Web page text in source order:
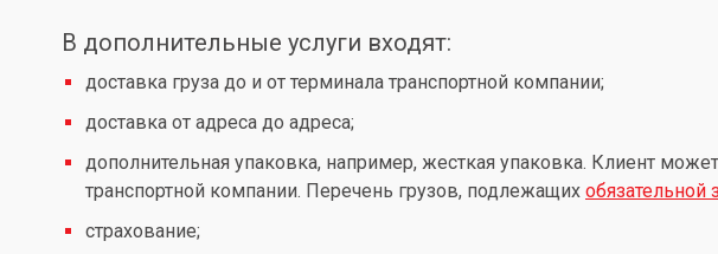
В дополнительные услуги входят:
доставка груза до и от терминала транспортной компании;
доставка от адреса до адреса;
дополнительная упаковка, например, жесткая упаковка. Клиент
транспортной компании. Перечень грузов, подлежащих обязательной
страхование;